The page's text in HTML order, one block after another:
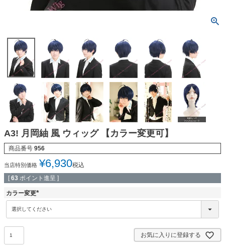
A3! 月岡紬 風 ウィッグ 【カラー変更可】
商品番号 956
当店特別価格 ¥6,930税込
[ 63 ポイント進呈 ]
カラー変更
(
必
須
)
お気に入りに登録する